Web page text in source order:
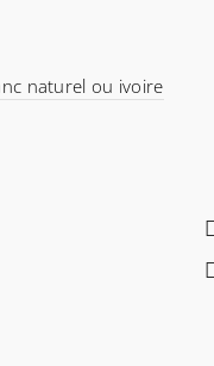
naturel ou ivoire